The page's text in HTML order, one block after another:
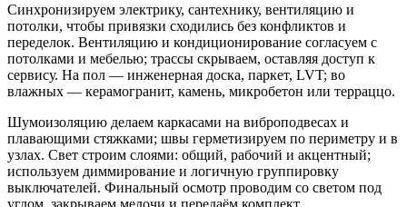
Синхронизируем электрику, сантехнику, вентиляцию и
потолки, чтобы привязки сходились без конфликтов и
переделок. Вентиляцию и кондиционирование согласуем с
потолками и мебелью; трассы скрываем, оставляя доступ к
сервису. На пол — инженерная доска, паркет, LVT; во
влажных — керамогранит, камень, микробетон или терраццо.
Шумоизоляцию делаем каркасами на виброподвесах и
плавающими стяжками; швы герметизируем по периметру и в
узлах. Свет строим слоями: общий, рабочий и акцентный;
используем диммирование и логичную группировку
выключателей. Финальный осмотр проводим со светом под
углом, закрываем мелочи и передаём комплект